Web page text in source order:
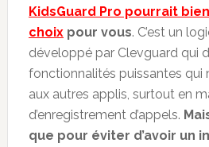
KidsGuard Pro pourrait
choixpour vous. C’est un
développé par Clevguard qui
fonctionnalités puissantes qui
aux autres applis, surtout en
d’enregistrement d’appels.
que pour éviter d’avoir un